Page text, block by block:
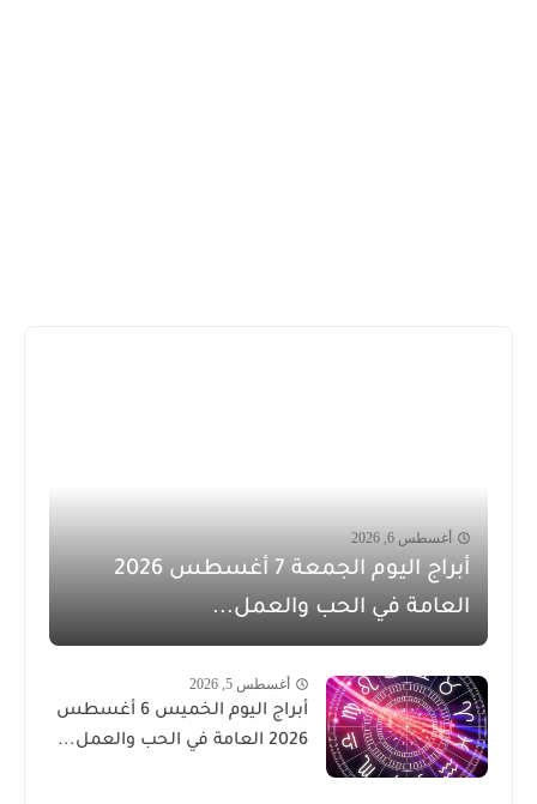
أغسطس 6, 2026
أبراج اليوم الجمعة 7 أغسطس 2026
العامة في الحب والعمل...
أغسطس 5, 2026
أبراج اليوم الخميس 6 أغسطس
2026 العامة في الحب والعمل...